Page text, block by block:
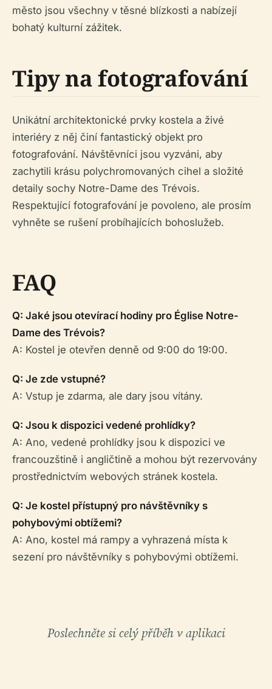
město jsou všechny v těsné blízkosti a nabízejí
bohatý kulturní zážitek.
Tipy na fotografování
Unikátní architektonické prvky kostela a živé
interiéry z něj činí fantastický objekt pro
fotografování. Návštěvníci jsou vyzváni, aby
zachytili krásu polychromovaných cihel a složité
detaily sochy Notre-Dame des Trévois.
Respektující fotografování je povoleno, ale prosím
vyhněte se rušení probíhajících bohoslužeb.
FAQ
Q: Jaké jsou otevírací hodiny pro Église Notre-
Dame des Trévois?
A: Kostel je otevřen denně od 9:00 do 19:00.
Q: Je zde vstupné?
A: Vstup je zdarma, ale dary jsou vítány.
Q: Jsou k dispozici vedené prohlídky?
A: Ano, vedené prohlídky jsou k dispozici ve
francouzštině i angličtině a mohou být rezervovány
prostřednictvím webových stránek kostela.
Q: Je kostel přístupný pro návštěvníky s
pohybovými obtížemi?
A: Ano, kostel má rampy a vyhrazená místa k
sezení pro návštěvníky s pohybovými obtížemi.
Poslechněte si celý příběh v aplikaci